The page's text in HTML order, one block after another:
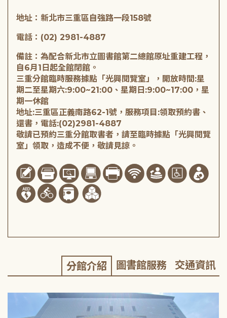
地址：新北市三重區自強路一段158號
電話：(02) 2981-4887
備註：為配合新北市立圖書館第二總館原址重建工程，
自6月1日起全館閉館。
三重分館臨時服務據點「光興閱覽室」，開放時間:星
期二至星期六:9:00~21:00、星期日:9:00~17:00，星
期一休館
地址:三重區正義南路62-1號，服務項目:領取預約書、
還書，電話:(02)2981-4887
敬請已預約三重分館取書者，請至臨時據點「光興閱覽
室」領取，造成不便，敬請見諒。
分館介紹 圖書館服務 交通資訊